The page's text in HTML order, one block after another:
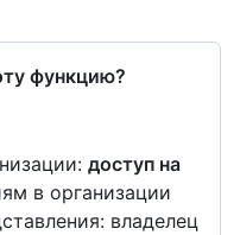
функцию?
доступ на
в организации
владелец